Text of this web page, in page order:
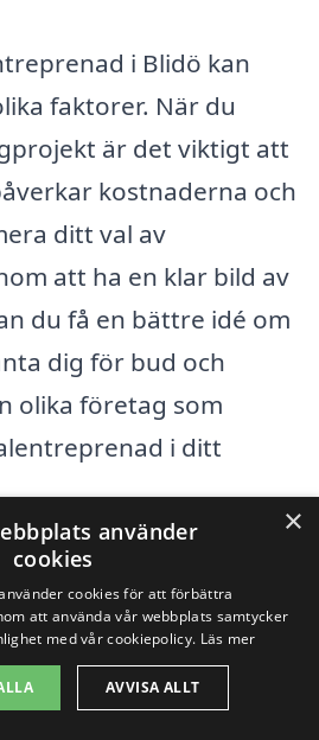
i Blidö kan
faktorer. När du
är det viktigt att
kostnaderna och
ditt val av
att ha en klar bild av
du få en bättre idé om
dig för bud och
olika företag som
i ditt
avgörande faktorerna
inkluderar:
och komplexitet:
×
använder
cookies
cookies för att förbättra
att använda vår webbplats samtycker
med vår cookiepolicy. Läs mer
AVVISA ALLT